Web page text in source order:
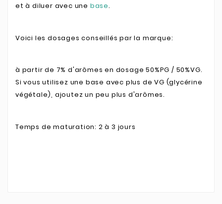
et à diluer avec une base.
Voici les dosages conseillés par la marque:
à partir de 7% d'arômes en dosage 50%PG / 50%VG.
Si vous utilisez une base avec plus de VG (glycérine
végétale), ajoutez un peu plus d'arômes.
Temps de maturation: 2 à 3 jours